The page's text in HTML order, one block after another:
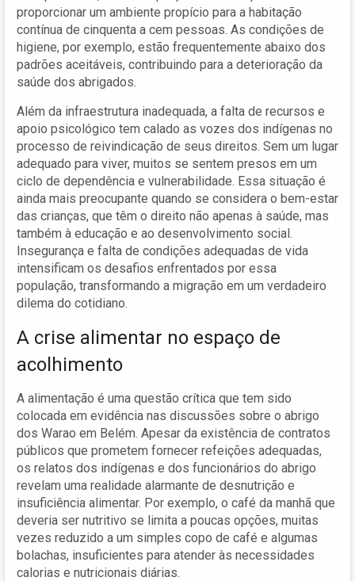
proporcionar um ambiente propício para a habitação
contínua de cinquenta a cem pessoas. As condições de
higiene, por exemplo, estão frequentemente abaixo dos
padrões aceitáveis, contribuindo para a deterioração da
saúde dos abrigados.
Além da infraestrutura inadequada, a falta de recursos e
apoio psicológico tem calado as vozes dos indígenas no
processo de reivindicação de seus direitos. Sem um lugar
adequado para viver, muitos se sentem presos em um
ciclo de dependência e vulnerabilidade. Essa situação é
ainda mais preocupante quando se considera o bem-estar
das crianças, que têm o direito não apenas à saúde, mas
também à educação e ao desenvolvimento social.
Insegurança e falta de condições adequadas de vida
intensificam os desafios enfrentados por essa
população, transformando a migração em um verdadeiro
dilema do cotidiano.
A crise alimentar no espaço de
acolhimento
A alimentação é uma questão crítica que tem sido
colocada em evidência nas discussões sobre o abrigo
dos Warao em Belém. Apesar da existência de contratos
públicos que prometem fornecer refeições adequadas,
os relatos dos indígenas e dos funcionários do abrigo
revelam uma realidade alarmante de desnutrição e
insuficiência alimentar. Por exemplo, o café da manhã que
deveria ser nutritivo se limita a poucas opções, muitas
vezes reduzido a um simples copo de café e algumas
bolachas, insuficientes para atender às necessidades
calorias e nutricionais diárias.